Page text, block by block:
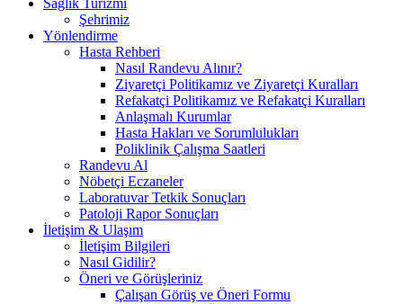
Şehrimiz
Yönlendirme
Hasta Rehberi
Nasıl Randevu Alınır?
Ziyaretçi Politikamız ve Ziyaretçi Kuralları
Refakatçi Politikamız ve Refakatçi Kuralları
Anlaşmalı Kurumlar
Hasta Hakları ve Sorumlulukları
Poliklinik Çalışma Saatleri
Randevu Al
Nöbetçi Eczaneler
Laboratuvar Tetkik Sonuçları
Patoloji Rapor Sonuçları
İletişim & Ulaşım
İletişim Bilgileri
Nasıl Gidilir?
Öneri ve Görüşleriniz
Çalışan Görüş ve Öneri Formu